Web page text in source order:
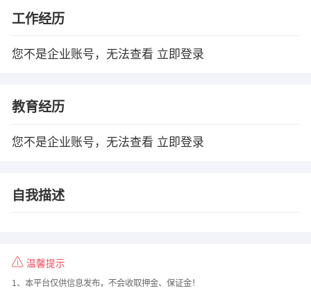
工作经历
您不是企业账号，无法查看 立即登录
教育经历
您不是企业账号，无法查看 立即登录
自我描述
温馨提示
1、本平台仅供信息发布，不会收取押金、保证金！